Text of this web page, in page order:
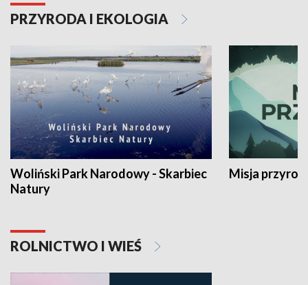
PRZYRODA I EKOLOGIA
Woliński Park Narodowy - Skarbiec
Natury
Misja
ROLNICTWO I WIEŚ